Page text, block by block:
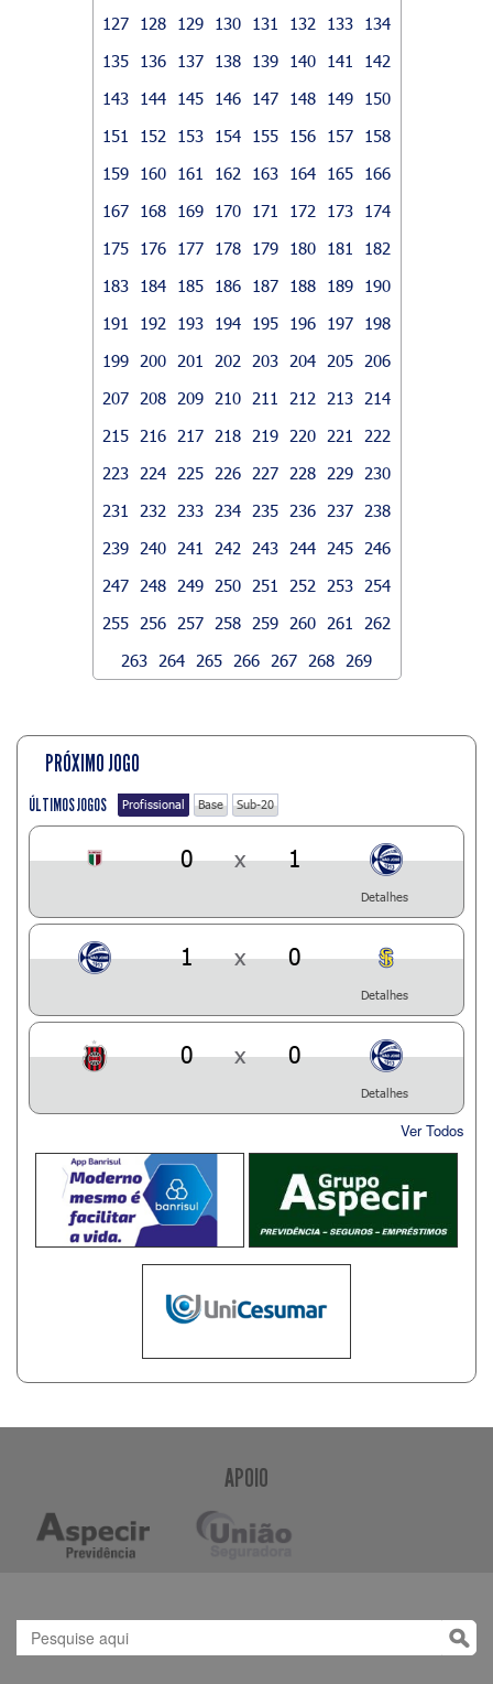
127
128 129 130 131 132 133
134
135
136 137 138 139 140 141
142
143
144 145 146 147 148 149
150
151
152 153 154 155 156 157
158
159
160 161 162 163 164 165
166
167
168 169 170 171 172 173
174
175
176 177 178 179 180 181
182
183
184 185 186 187 188 189
190
191
192 193 194 195 196 197
198
199
200 201 202 203 204 205
206
207
208 209 210 211 212 213
214
215
216 217 218 219 220 221
222
223
224 225 226 227 228 229
230
231
232 233 234 235 236 237
238
239
240 241 242 243 244 245
246
247
248 249 250 251 252 253
254
255
256 257 258 259 260 261
262
263
264 265 266 267 268 269
PRÓXIMO JOGO
ÚLTIMOS JOGOS Profissional Base Sub-20
0 x 1
Detalhes
1 x 0
Detalhes
0 x 0
Detalhes
Ver Todos
APOIO